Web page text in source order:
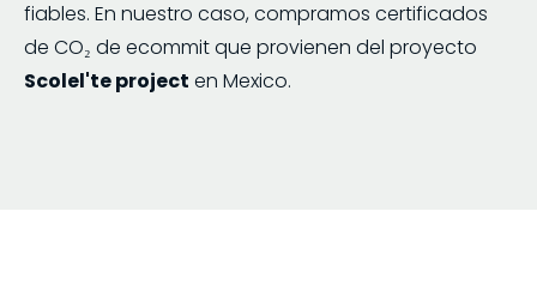
fiables. En nuestro caso, compramos certificados
de CO₂ de ecommit que provienen del proyecto
Scolel'te project en Mexico.